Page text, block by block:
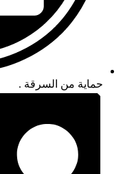
حماية من السرقة .